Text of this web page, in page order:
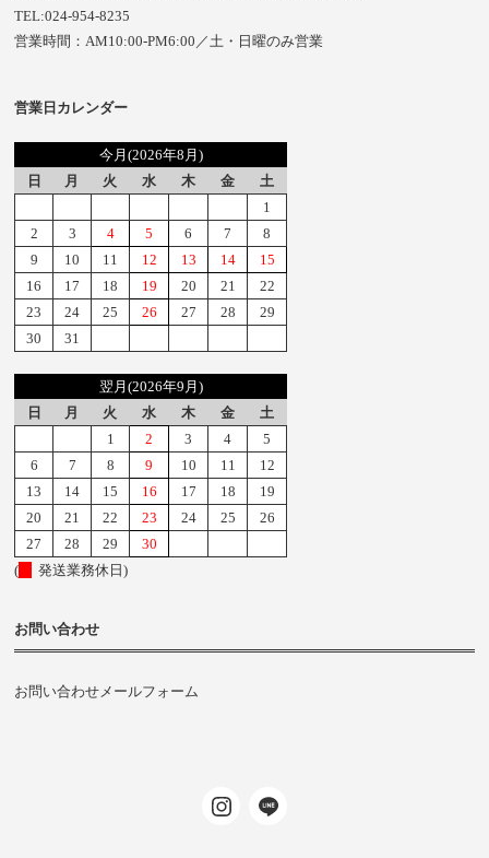
TEL:024-954-8235
営業時間：AM10:00-PM6:00／土・日曜のみ営業
営業日カレンダー
今月(2026年8月)
日
月 火 水 木 金
土
1
2
3 4 5 6 7
8
9
10 11 12 13 14
15
16
17 18 19 20 21
22
23
24 25 26 27 28
29
30
31
翌月(2026年9月)
日
月 火 水 木 金
土
1
2 3 4
5
6
7 8 9 10 11
12
13
14 15 16 17 18
19
20
21 22 23 24 25
26
27
28 29
30
(
発送業務休日)
お問い合わせ
お問い合わせメールフォーム